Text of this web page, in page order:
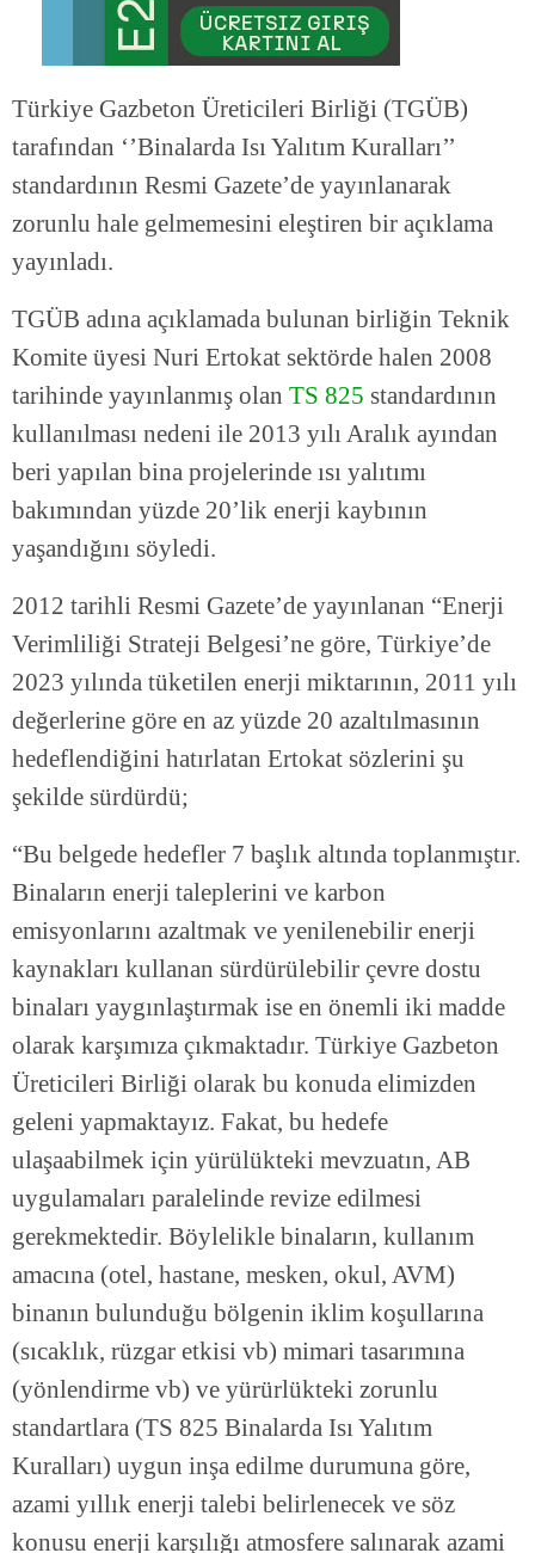
Türkiye Gazbeton Üreticileri Birliği (TGÜB)
tarafından ‘’Binalarda Isı Yalıtım Kuralları’’
standardının Resmi Gazete’de yayınlanarak
zorunlu hale gelmemesini eleştiren bir açıklama
yayınladı.
TGÜB adına açıklamada bulunan birliğin Teknik
Komite üyesi Nuri Ertokat sektörde halen 2008
tarihinde yayınlanmış olan TS 825 standardının
kullanılması nedeni ile 2013 yılı Aralık ayından
beri yapılan bina projelerinde ısı yalıtımı
bakımından yüzde 20’lik enerji kaybının
yaşandığını söyledi.
2012 tarihli Resmi Gazete’de yayınlanan “Enerji
Verimliliği Strateji Belgesi’ne göre, Türkiye’de
2023 yılında tüketilen enerji miktarının, 2011 yılı
değerlerine göre en az yüzde 20 azaltılmasının
hedeflendiğini hatırlatan Ertokat sözlerini şu
şekilde sürdürdü;
“Bu belgede hedefler 7 başlık altında toplanmıştır.
Binaların enerji taleplerini ve karbon
emisyonlarını azaltmak ve yenilenebilir enerji
kaynakları kullanan sürdürülebilir çevre dostu
binaları yaygınlaştırmak ise en önemli iki madde
olarak karşımıza çıkmaktadır. Türkiye Gazbeton
Üreticileri Birliği olarak bu konuda elimizden
geleni yapmaktayız. Fakat, bu hedefe
ulaşaabilmek için yürülükteki mevzuatın, AB
uygulamaları paralelinde revize edilmesi
gerekmektedir. Böylelikle binaların, kullanım
amacına (otel, hastane, mesken, okul, AVM)
binanın bulunduğu bölgenin iklim koşullarına
(sıcaklık, rüzgar etkisi vb) mimari tasarımına
(yönlendirme vb) ve yürürlükteki zorunlu
standartlara (TS 825 Binalarda Isı Yalıtım
Kuralları) uygun inşa edilme durumuna göre,
azami yıllık enerji talebi belirlenecek ve söz
konusu enerji karşılığı atmosfere salınarak azami